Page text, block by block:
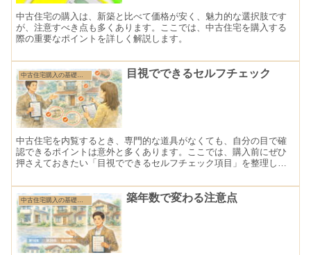
中古住宅の購入は、新築と比べて価格が安く、魅力的な選択肢です
が、注意すべき点も多くあります。ここでは、中古住宅を購入する
際の重要なポイントを詳しく解説します。
中古住宅購入の基礎知識 目視でできるセルフチェック
中古住宅を内覧するとき、専門的な道具がなくても、自分の目で確
認できるポイントは意外と多くあります。ここでは、購入前にぜひ
押さえておきたい「目視でできるセルフチェック項目」を整理しま
中古住宅購入の基礎知識 築年数で変わる注意点